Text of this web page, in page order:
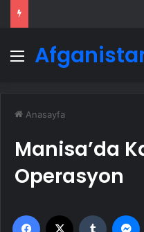
Menü
Anasayfa
Manisa’da
Operasyon
Facebook Tumblr